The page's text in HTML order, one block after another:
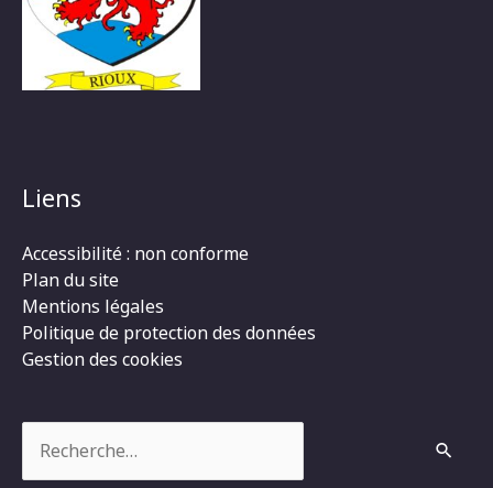
Liens
Accessibilité : non conforme
Plan du site
Mentions légales
Politique de protection des données
Gestion des cookies